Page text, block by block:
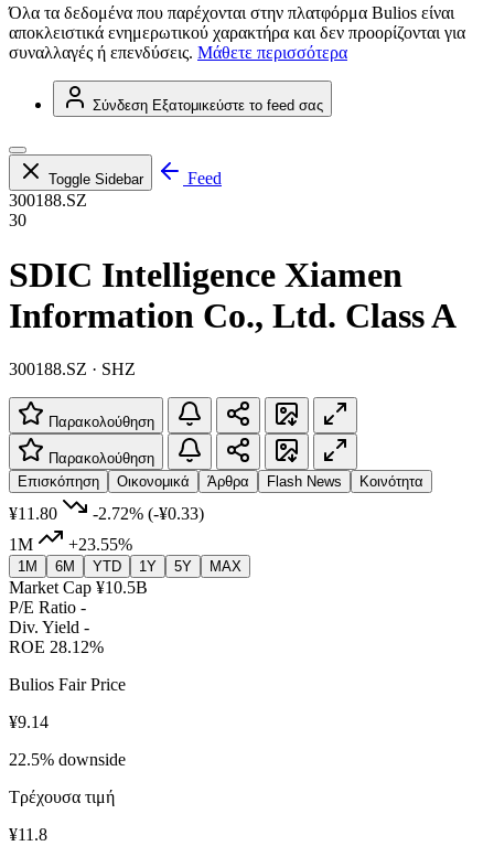
Όλα τα δεδομένα που παρέχονται στην πλατφόρμα Bulios είναι
αποκλειστικά ενημερωτικού χαρακτήρα και δεν προορίζονται για
συναλλαγές ή επενδύσεις. Μάθετε περισσότερα
Σύνδεση Εξατομικεύστε το feed σας
Toggle Sidebar
Feed
300188.SZ
30
SDIC Intelligence Xiamen
Information Co., Ltd. Class A
300188.SZ · SHZ
Παρακολούθηση
Παρακολούθηση
Επισκόπηση
Οικονομικά Άρθρα Flash News Κοινότητα
¥11.80 -2.72% (-¥0.33)
1M
+23.55%
1M 6M YTD 1Y 5Y MAX
Market Cap ¥10.5B
P/E Ratio -
Div. Yield -
ROE 28.12%
Bulios Fair Price
¥9.14
22.5% downside
Τρέχουσα τιμή
¥11.8